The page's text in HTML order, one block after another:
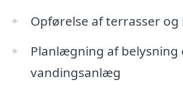
Opførelse af terrasser
Planlægning af belysning
vandingsanlæg